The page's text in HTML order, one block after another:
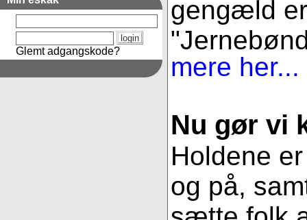
Glemt adgangskode?
gengæld
mere her...
Nu gør vi
Holdene
og på,